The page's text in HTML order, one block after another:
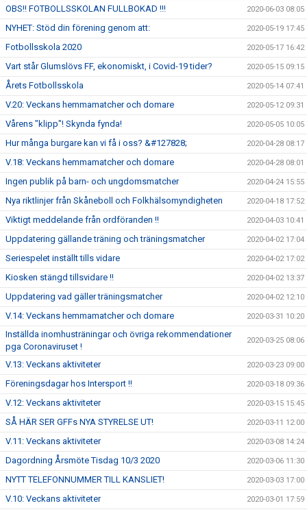
OBS!! FOTBOLLSSKOLAN FULLBOKAD !!! 2020-06-03 08:05
NYHET: Stöd din förening genom att: 2020-05-19 17:45
Fotbollsskola 2020 2020-05-17 16:42
Vart står Glumslövs FF, ekonomiskt, i Covid-19 tider? 2020-05-15 09:15
Årets Fotbollsskola 2020-05-14 07:41
V.20: Veckans hemmamatcher och domare 2020-05-12 09:31
Vårens "klipp"! Skynda fynda! 2020-05-05 10:05
Hur många burgare kan vi få i oss? &#127828; 2020-04-28 08:17
V.18: Veckans hemmamatcher och domare 2020-04-28 08:01
Ingen publik på barn- och ungdomsmatcher 2020-04-24 15:55
Nya riktlinjer från Skåneboll och Folkhälsomyndigheten 2020-04-18 17:52
Viktigt meddelande från ordföranden !! 2020-04-03 10:41
Uppdatering gällande träning och träningsmatcher 2020-04-02 17:04
Seriespelet inställt tills vidare 2020-04-02 17:02
Kiosken stängd tillsvidare !! 2020-04-02 13:37
Uppdatering vad gäller träningsmatcher 2020-04-02 12:10
V.14: Veckans hemmamatcher och domare 2020-03-31 10:20
Inställda inomhusträningar och övriga rekommendationer
pga Coronaviruset !
2020-03-25 08:06
V.13: Veckans aktiviteter 2020-03-23 09:00
Föreningsdagar hos Intersport !! 2020-03-18 09:36
V.12: Veckans aktiviteter 2020-03-15 15:45
SÅ HÄR SER GFFs NYA STYRELSE UT! 2020-03-11 12:00
V.11: Veckans aktiviteter 2020-03-08 14:24
Dagordning Årsmöte Tisdag 10/3 2020 2020-03-06 11:30
NYTT TELEFONNUMMER TILL KANSLIET! 2020-03-03 17:00
V.10: Veckans aktiviteter 2020-03-01 17:59